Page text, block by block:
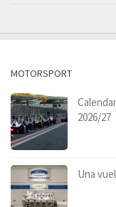
MOTORSPORT
2026/27
Una